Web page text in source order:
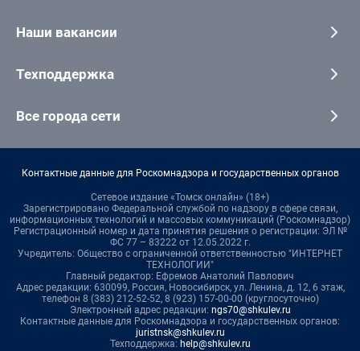
Наши вакансии
Техподдержка
Все города сети
Контактные данные для Роскомнадзора и государственных органов
Сетевое издание «Томск онлайн» (18+)
Зарегистрировано Федеральной службой по надзору в сфере связи,
информационных технологий и массовых коммуникаций (Роскомнадзор)
Регистрационный номер и дата принятия решения о регистрации: ЭЛ №
ФС 77 – 83222 от 12.05.2022 г.
Учредитель: Общество с ограниченной ответственностью "ИНТЕРНЕТ
ТЕХНОЛОГИИ"
Главный редактор: Ефремов Анатолий Павлович
Адрес редакции: 630099, Россия, Новосибирск, ул. Ленина, д. 12, 6 этаж,
телефон 8 (383) 212-52-52, 8 (923) 157-00-00 (круглосуточно)
Электронный адрес редакции: ngs70@shkulev.ru
Контактные данные для Роскомнадзора и государственных органов:
juristnsk@shkulev.ru
Техподдержка: help@shkulev.ru